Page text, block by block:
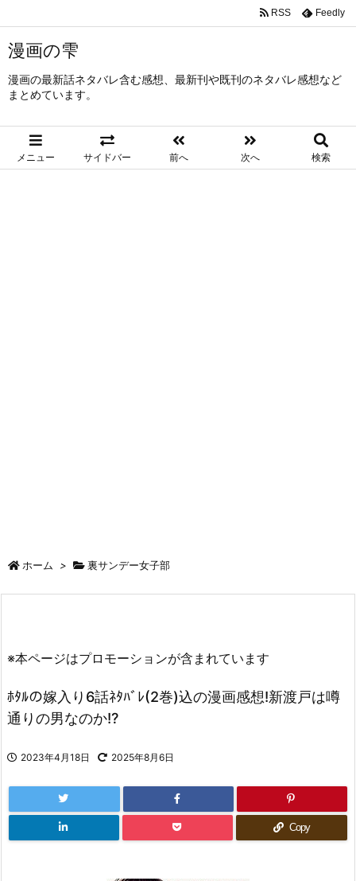
漫画の雫
漫画の最新話ネタバレ含む感想、最新刊や既刊のネタバレ感想など
まとめています。
メニュー サイドバー 前へ 次へ 検索
RSS Feedly
ホーム > 裏サンデー女子部
※本ページはプロモーションが含まれています
ﾎﾀﾙの嫁入り6話ﾈﾀﾊﾞﾚ(2巻)込の漫画感想!新渡戸は噂
通りの男なのか!?
2023年4月18日 2025年8月6日
Copy